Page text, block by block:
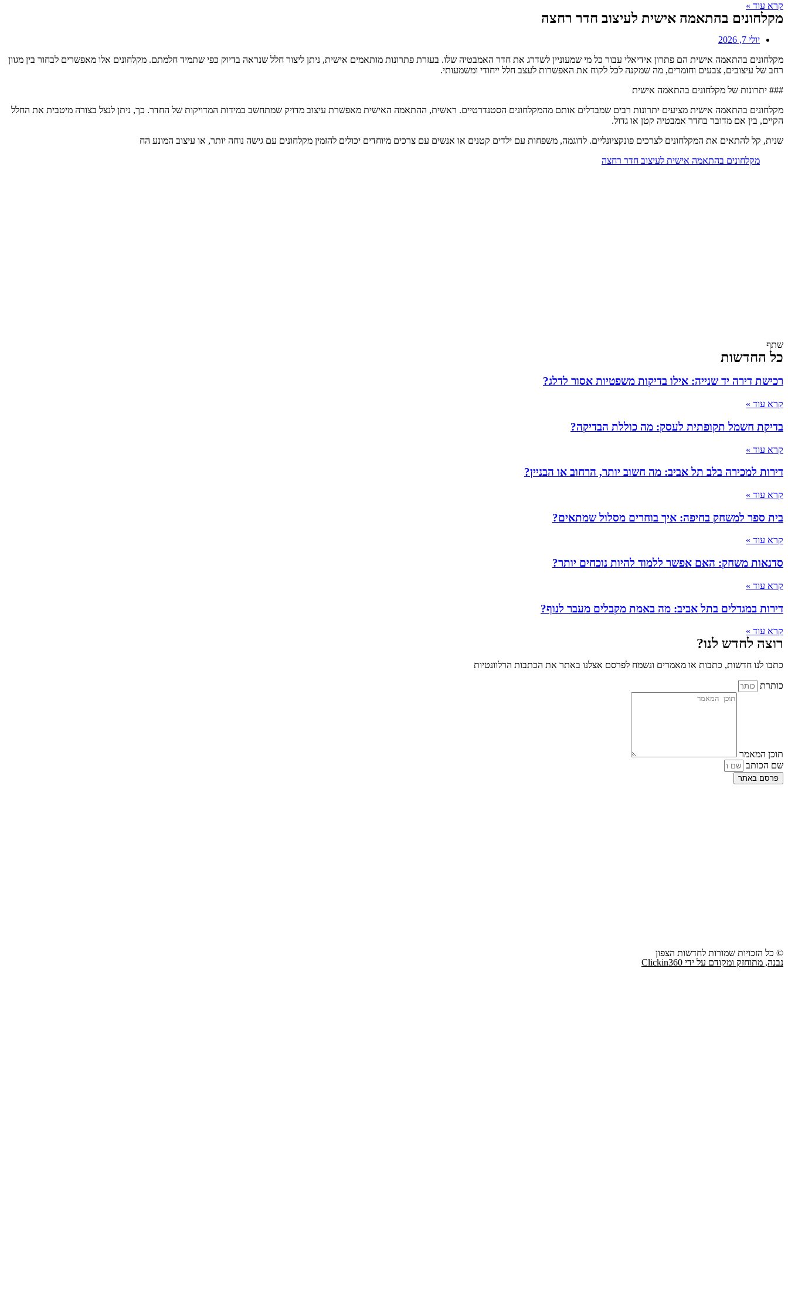
קרא עוד »
מקלחונים בהתאמה אישית לעיצוב חדר רחצה
יולי 7, 2026
מקלחונים בהתאמה אישית הם פתרון אידיאלי עבור כל מי שמעוניין לשדרג את חדר האמבטיה שלו. בעזרת פתרונות מותאמים אישית, ניתן ליצור חלל שנראה בדיוק כפי שתמיד חלמתם. מקלחונים אלו מאפשרים לבחור בין מגוון
רחב של עיצובים, צבעים וחומרים, מה שמקנה לכל לקוח את האפשרות לעצב חלל ייחודי ומשמעותי.
### יתרונות של מקלחונים בהתאמה אישית
מקלחונים בהתאמה אישית מציעים יתרונות רבים שמבדלים אותם מהמקלחונים הסטנדרטיים. ראשית, ההתאמה האישית מאפשרת עיצוב מדויק שמתחשב במידות המדויקות של החדר. כך, ניתן לנצל בצורה מיטבית את החלל
הקיים, בין אם מדובר בחדר אמבטיה קטן או גדול.
שנית, קל להתאים את המקלחונים לצרכים פונקציונליים. לדוגמה, משפחות עם ילדים קטנים או אנשים עם צרכים מיוחדים יכולים להזמין מקלחונים עם גישה נוחה יותר, או עיצוב המונע הח
מקלחונים בהתאמה אישית לעיצוב חדר רחצה
שתף
כל החדשות
רכישת דירה יד שנייה: אילו בדיקות משפטיות אסור לדלג?
קרא עוד »
בדיקת חשמל תקופתית לעסק: מה כוללת הבדיקה?
קרא עוד »
דירות למכירה בלב תל אביב: מה חשוב יותר, הרחוב או הבניין?
קרא עוד »
בית ספר למשחק בחיפה: איך בוחרים מסלול שמתאים?
קרא עוד »
סדנאות משחק: האם אפשר ללמוד להיות נוכחים יותר?
קרא עוד »
דירות במגדלים בתל אביב: מה באמת מקבלים מעבר לנוף?
קרא עוד »
רוצה לחדש לנו?
כתבו לנו חדשות, כתבות או מאמרים ונשמח לפרסם אצלנו באתר את הכתבות הרלוונטיות
כותרת
תוכן המאמר
שם הכותב
פרסם באתר
© כל הזכויות שמורות לחדשות הצפון
נבנה, מתוחזק ומקודם על ידי Clickin360